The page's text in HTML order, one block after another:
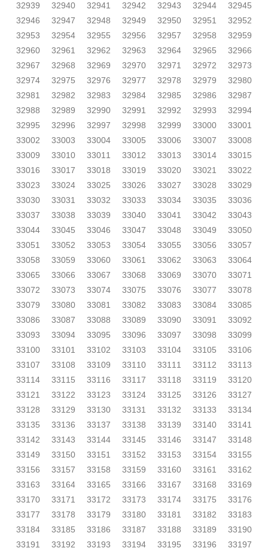
32939
32940 32941 32942 32943 32944
32945
32946
32947 32948 32949 32950 32951
32952
32953
32954 32955 32956 32957 32958
32959
32960
32961 32962 32963 32964 32965
32966
32967
32968 32969 32970 32971 32972
32973
32974
32975 32976 32977 32978 32979
32980
32981
32982 32983 32984 32985 32986
32987
32988
32989 32990 32991 32992 32993
32994
32995
32996 32997 32998 32999 33000
33001
33002
33003 33004 33005 33006 33007
33008
33009
33010 33011 33012 33013 33014
33015
33016
33017 33018 33019 33020 33021
33022
33023
33024 33025 33026 33027 33028
33029
33030
33031 33032 33033 33034 33035
33036
33037
33038 33039 33040 33041 33042
33043
33044
33045 33046 33047 33048 33049
33050
33051
33052 33053 33054 33055 33056
33057
33058
33059 33060 33061 33062 33063
33064
33065
33066 33067 33068 33069 33070
33071
33072
33073 33074 33075 33076 33077
33078
33079
33080 33081 33082 33083 33084
33085
33086
33087 33088 33089 33090 33091
33092
33093
33094 33095 33096 33097 33098
33099
33100
33101 33102 33103 33104 33105
33106
33107
33108 33109 33110 33111 33112
33113
33114
33115 33116 33117 33118 33119
33120
33121
33122 33123 33124 33125 33126
33127
33128
33129 33130 33131 33132 33133
33134
33135
33136 33137 33138 33139 33140
33141
33142
33143 33144 33145 33146 33147
33148
33149
33150 33151 33152 33153 33154
33155
33156
33157 33158 33159 33160 33161
33162
33163
33164 33165 33166 33167 33168
33169
33170
33171 33172 33173 33174 33175
33176
33177
33178 33179 33180 33181 33182
33183
33184
33185 33186 33187 33188 33189
33190
33191
33192 33193 33194 33195 33196
33197